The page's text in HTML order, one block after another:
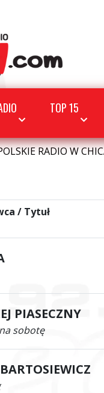
TOP 15
RADIO W
/ Tytuł
PIASECZNY
sobotę